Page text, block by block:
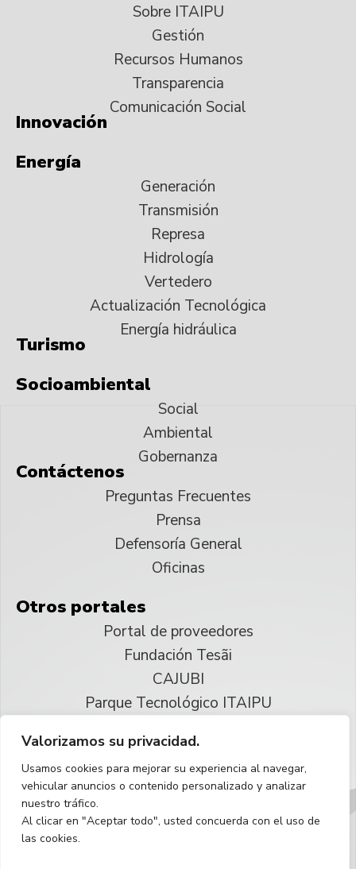
Valorizamos su privacidad.
Usamos cookies para mejorar su experiencia al navegar,
vehicular anuncios o contenido personalizado y analizar
nuestro tráfico.
Al clicar en "Aceptar todo", usted concuerda con el uso de
las cookies.
Sobre ITAIPU
Gestión
Recursos Humanos
Transparencia
Comunicación Social
Innovación
Energía
Generación
Transmisión
Represa
Hidrología
Vertedero
Actualización Tecnológica
Energía hidráulica
Turismo
Socioambiental
Social
Ambiental
Gobernanza
Contáctenos
Preguntas Frecuentes
Prensa
Defensoría General
Oficinas
Otros portales
Portal de proveedores
Fundación Tesãi
CAJUBI
Parque Tecnológico ITAIPU
Reservados todos los derechos
Español